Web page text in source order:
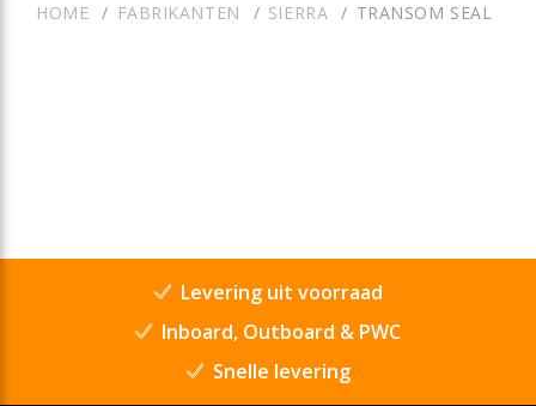
HOME FABRIKANTEN SIERRA TRANSOM SEAL
Levering uit voorraad
Inboard, Outboard & PWC
Snelle levering